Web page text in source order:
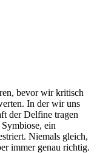
bevor wir kritisch
In der wir uns
der Delfine tragen
ein
Niemals gleich,
immer genau richtig.